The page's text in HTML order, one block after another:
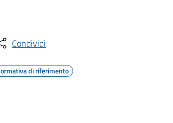
Condividi
di riferimento